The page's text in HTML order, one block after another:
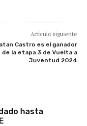
Artículo siguiente
Castro es el ganador
de la etapa 3 de Vuelta a
Juventud 2024
hasta